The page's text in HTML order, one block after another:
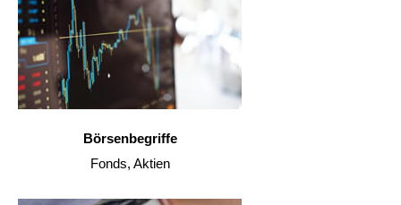
Börsenbegriffe
Fonds, Aktien